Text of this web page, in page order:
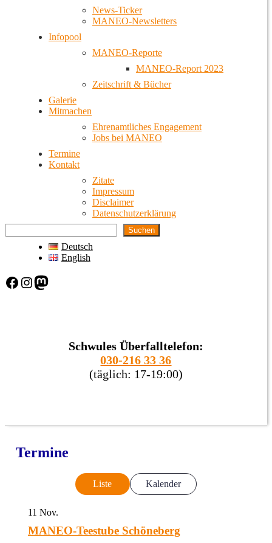
News-Ticker
MANEO-Newsletters
Infopool
MANEO-Reporte
MANEO-Report 2023
Zeitschrift & Bücher
Galerie
Mitmachen
Ehrenamtliches Engagement
Jobs bei MANEO
Termine
Kontakt
Zitate
Impressum
Disclaimer
Datenschutzerklärung
Suchen
Deutsch
English
Facebook Instagram Mastodon
Schwules Überfalltelefon:
030-216 33 36
(täglich: 17-19:00)
Termine
Liste Kalender
11 Nov.
MANEO-Teestube Schöneberg